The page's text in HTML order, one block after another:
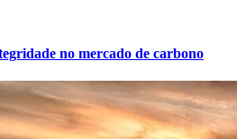
no mercado de carbono